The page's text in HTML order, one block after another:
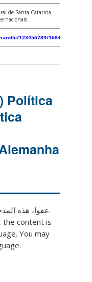
de Santa Catarina.
123456789/168454
Política
عفوا، هذه.
the content is
You may